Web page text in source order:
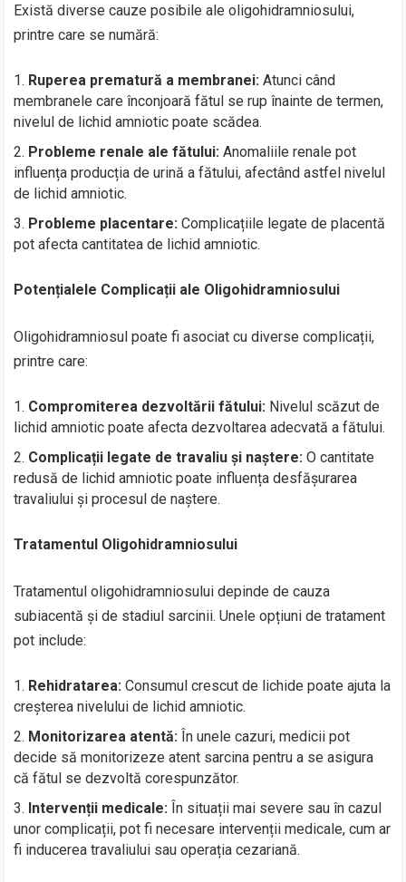
Există diverse cauze posibile ale oligohidramniosului,
printre care se numără:
Ruperea prematură a membranei: Atunci când
membranele care înconjoară fătul se rup înainte de termen,
nivelul de lichid amniotic poate scădea.
Probleme renale ale fătului: Anomaliile renale pot
influența producția de urină a fătului, afectând astfel nivelul
de lichid amniotic.
Probleme placentare: Complicațiile legate de placentă
pot afecta cantitatea de lichid amniotic.
Potențialele Complicații ale Oligohidramniosului
Oligohidramniosul poate fi asociat cu diverse complicații,
printre care:
Compromiterea dezvoltării fătului: Nivelul scăzut de
lichid amniotic poate afecta dezvoltarea adecvată a fătului.
Complicații legate de travaliu și naștere: O cantitate
redusă de lichid amniotic poate influența desfășurarea
travaliului și procesul de naștere.
Tratamentul Oligohidramniosului
Tratamentul oligohidramniosului depinde de cauza
subiacentă și de stadiul sarcinii. Unele opțiuni de tratament
pot include:
Rehidratarea: Consumul crescut de lichide poate ajuta la
creșterea nivelului de lichid amniotic.
Monitorizarea atentă: În unele cazuri, medicii pot
decide să monitorizeze atent sarcina pentru a se asigura
că fătul se dezvoltă corespunzător.
Intervenții medicale: În situații mai severe sau în cazul
unor complicații, pot fi necesare intervenții medicale, cum ar
fi inducerea travaliului sau operația cezariană.